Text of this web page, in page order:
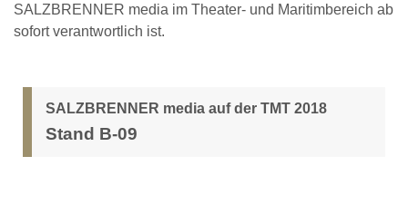
SALZBRENNER media im Theater- und Maritimbereich ab
sofort verantwortlich ist.
SALZBRENNER media auf der TMT 2018
Stand B-09